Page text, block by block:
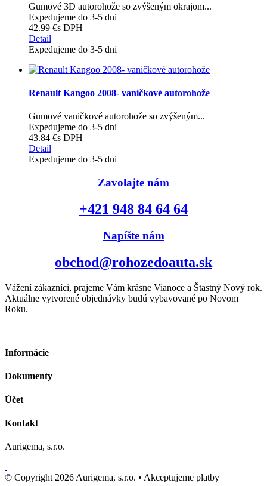
Gumové 3D autorohože so zvýšeným okrajom...
Expedujeme do 3-5 dni
42.99 €s DPH
Detail
Expedujeme do 3-5 dni
Renault Kangoo 2008- vaničkové autorohože
Gumové vaničkové autorohože so zvýšeným...
Expedujeme do 3-5 dni
43.84 €s DPH
Detail
Expedujeme do 3-5 dni
Zavolajte nám
+421 948 84 64 64
Napíšte nám
obchod@rohozedoauta.sk
Vážení zákazníci, prajeme Vám krásne Vianoce a Štastný Nový rok.
Aktuálne vytvorené objednávky budú vybavované po Novom
Roku.
Informácie
Dokumenty
Účet
Kontakt
Aurigema, s.r.o.
© Copyright 2026 Aurigema, s.r.o. • Akceptujeme platby